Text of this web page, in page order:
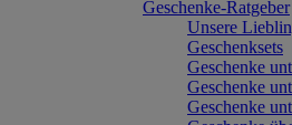
Geschenke-Ratgeber
Unsere
Geschenksets
Geschenke
Geschenke
Geschenke